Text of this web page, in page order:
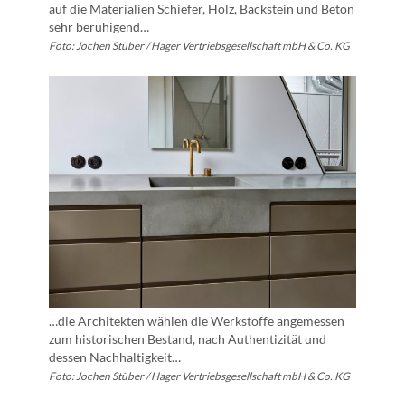
auf die Materialien Schiefer, Holz, Backstein und Beton
sehr beruhigend…
Foto: Jochen Stüber / Hager Vertriebsgesellschaft mbH & Co. KG
…die Architekten wählen die Werkstoffe angemessen
zum historischen Bestand, nach Authentizität und
dessen Nachhaltigkeit…
Foto: Jochen Stüber / Hager Vertriebsgesellschaft mbH & Co. KG